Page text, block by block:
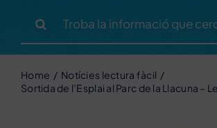
for:
Home
Notícies lectura fàcil
Sortida de l’Esplai al Parc de la Llacuna –